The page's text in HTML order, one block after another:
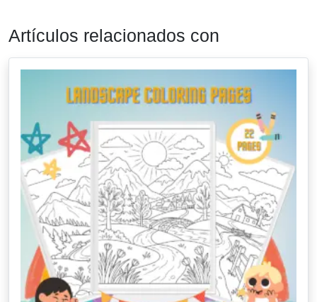
Artículos relacionados con